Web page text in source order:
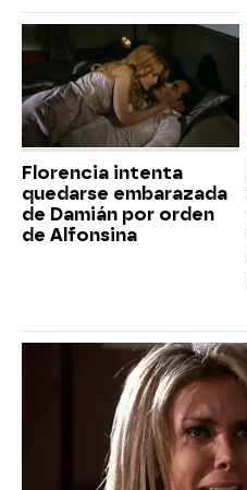
Florencia intenta
quedarse embarazada
de Damián por orden
de Alfonsina